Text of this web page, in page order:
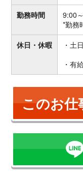
勤務時間
9:00
*勤務
休日・休暇
・土
・有
このお仕